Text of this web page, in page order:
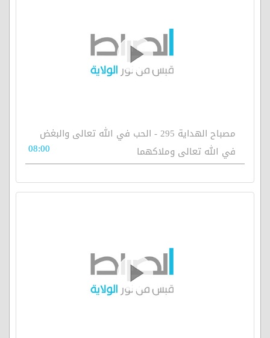
مصباح الهداية 295 - الحب في الله تعالى والبغض
في الله تعالى وملاكهما
08:00